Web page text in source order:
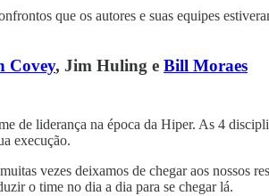
que os autores e suas equipes
Covey, Jim Huling e Bill Moraes
de liderança na época da Hiper. As 4
execução.
vezes deixamos de chegar aos nossos
o time no dia a dia para se chegar lá.